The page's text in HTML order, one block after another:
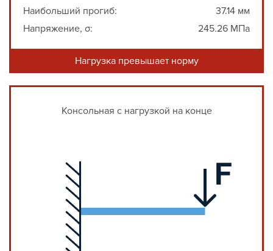
Наибольший прогиб:
37.14 мм
Напряжение, σ:
245.26 МПа
Нагрузка превышает норму
Консольная с нагрузкой на конце